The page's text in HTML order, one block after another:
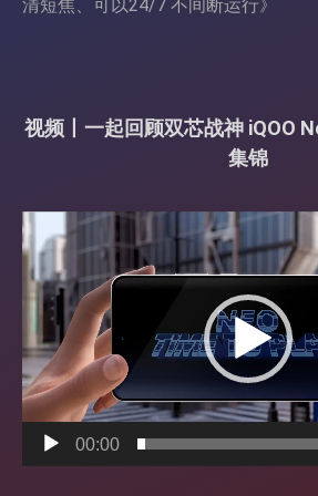
清短焦、可以24/7 不间断运行》
视频丨一起回顾双芯战神 iQOO
集锦
视
频
播
放
器
00:00